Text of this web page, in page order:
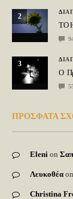
2
ΤΟ
3
Ο
ΠΡΟΣΦΑΤΑ
Eleni on
Λευκοθέα on
Christina